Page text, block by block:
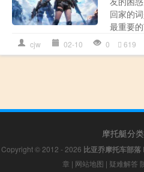
回家的
最重要
cjw 02-10 0 619
摩托艇分
Copyright © 2012 - 2026 比亚乔摩托车部落
章 | 网站地图 | 疑难解答